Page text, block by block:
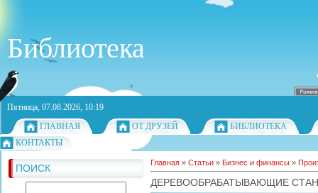
Библиотека
Пятница, 07.08.2026, 10:19
ГЛАВНАЯ
ОТ ДРУЗЕЙ
БИБЛИОТЕКА
КОНТАКТЫ
ПОИСК Главная » Статьи » Бизнес и финансы »
ДЕРЕВООБРАБАТЫВАЮЩИЕ